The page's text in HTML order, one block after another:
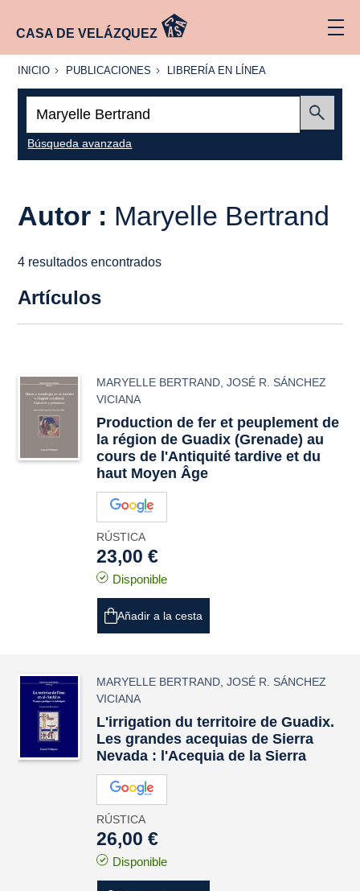
CASA DE VELÁZQUEZ
INICIO
INICIO PUBLICACIONES
PUBLICACIONES
LIBRERÍA
LÍNEA
LIBRERÍA EN LÍNEA
Búsqueda avanzada
Autor : Maryelle Bertrand
4 resultados encontrados
Artículos
MARYELLE BERTRAND ,JOSÉ R. SÁNCHEZ
VICIANA
Production de fer et peuplement de
la région de Guadix (Grenade) au
cours de l'Antiquité tardive et du
haut Moyen Âge
RÚSTICA
23,00 €
Disponible
Añadir a la cesta
MARYELLE BERTRAND ,JOSÉ R. SÁNCHEZ
VICIANA
L'irrigation du territoire de Guadix.
Les grandes acequias de Sierra
Nevada : l'Acequia de la Sierra
RÚSTICA
26,00 €
Disponible